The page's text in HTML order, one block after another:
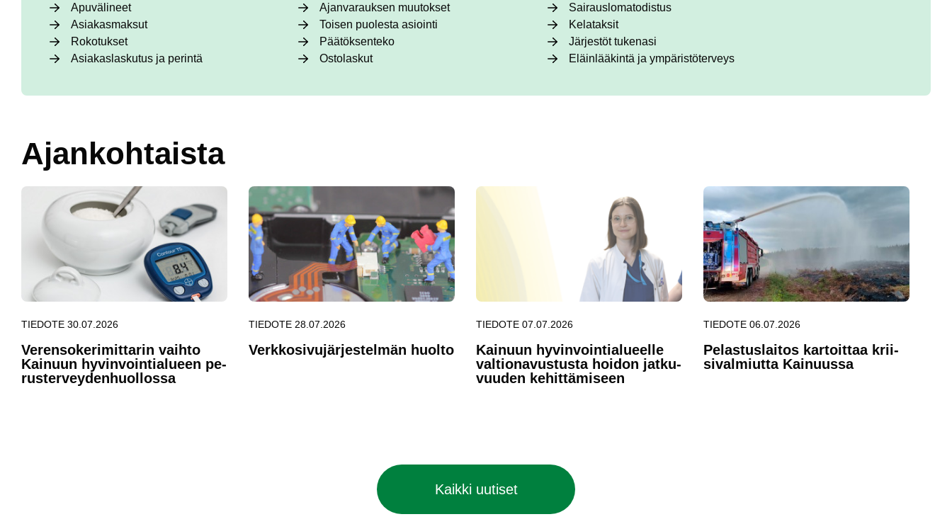
Apuvälineet
Ajanvarauksen muutokset
Sairauslomatodistus
Asiakasmaksut
Toisen puolesta asiointi
Kelataksit
Rokotukset
Päätöksenteko
Järjestöt tukenasi
Asiakaslaskutus ja perintä
Ostolaskut Eläinlääkintä ja ympäristöterveys
Ajankohtaista
TIEDOTE 30.07.2026
Ve­ren­so­ke­ri­mit­ta­rin vaih­to
Kai­nuun hy­vin­voin­tia­lueen pe­
rus­ter­vey­den­huol­los­sa
TIEDOTE 28.07.2026
Verk­ko­si­vu­jär­jes­tel­män huol­to
TIEDOTE 07.07.2026
Kai­nuun hy­vin­voin­tia­lueel­le
val­tio­na­vus­tus­ta hoi­don jat­ku­
vuu­den ke­hit­tä­mi­seen
TIEDOTE 06.07.2026
Pe­las­tus­lai­tos kar­toit­taa krii­
si­val­miut­ta Kai­nuus­sa
Kaikki uutiset